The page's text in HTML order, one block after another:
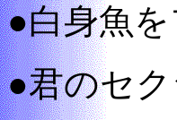
●白身魚
●君のセ